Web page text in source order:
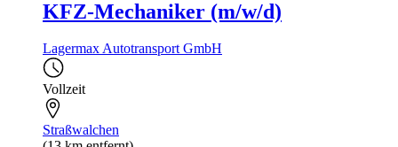
KFZ-Mechaniker (m/w/d)
Lagermax Autotransport GmbH
Vollzeit
Straßwalchen